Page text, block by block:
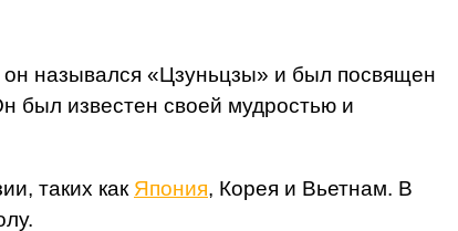
он назывался «Цзуньцзы» и был посвящен
был известен своей мудростью и
таких как Япония, Корея и Вьетнам. В